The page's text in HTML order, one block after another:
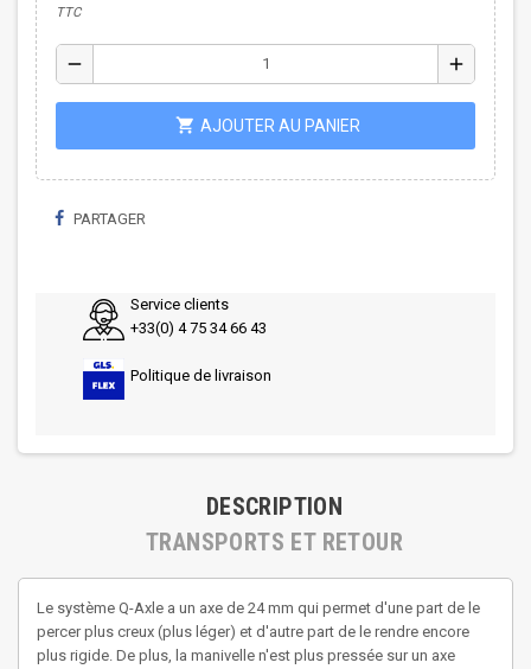
TTC
remove add
shopping_cart AJOUTER AU PANIER
PARTAGER
Service clients
+33(0) 4 75 34 66 43
Politique de livraison
DESCRIPTION
TRANSPORTS ET RETOUR
Le système Q-Axle a un axe de 24 mm qui permet d'une part de le
percer plus creux (plus léger) et d'autre part de le rendre encore
plus rigide. De plus, la manivelle n'est plus pressée sur un axe